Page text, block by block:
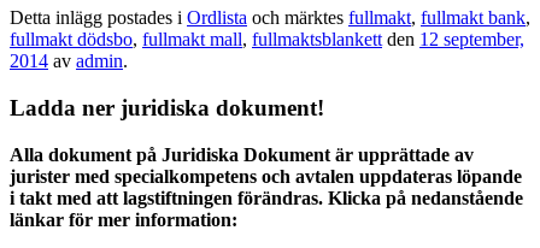
Detta inlägg postades i Ordlista och märktes fullmakt, fullmakt bank,
fullmakt dödsbo, fullmakt mall, fullmaktsblankett den 12 september,
2014 av admin.
Ladda ner juridiska dokument!
Alla dokument på Juridiska Dokument är upprättade av
jurister med specialkompetens och avtalen uppdateras löpande
i takt med att lagstiftningen förändras. Klicka på nedanstående
länkar för mer information: